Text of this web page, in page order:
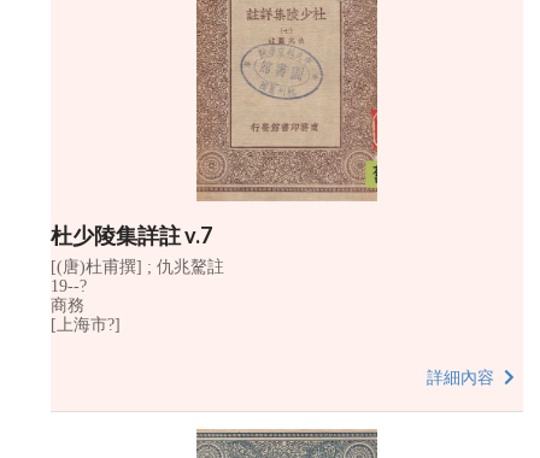
杜少陵集詳註 v.7
[(唐)杜甫撰] ; 仇兆驁註
19--?
商務
[上海市?]
詳細內容